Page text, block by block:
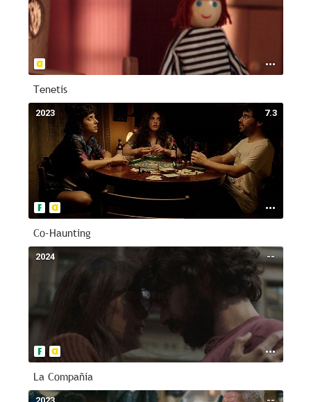
Tenetis
7.3
2023
Co-Haunting
--
2024
La Compañía